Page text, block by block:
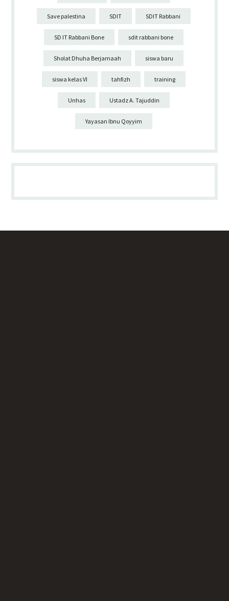
Save palestina SDIT SDIT Rabbani
SD IT Rabbani Bone sdit rabbani bone
Sholat Dhuha Berjamaah siswa baru
siswa kelas VI tahfizh training
Unhas Ustadz A. Tajuddin
Yayasan Ibnu Qoyyim